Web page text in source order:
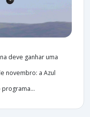
deve ganhar uma
novembro: a Azul